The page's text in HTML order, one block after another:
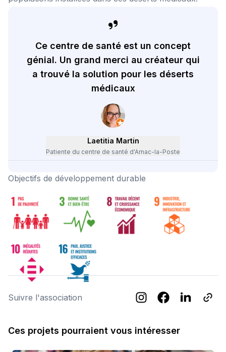
Ce centre de santé est un concept
génial. Un grand merci au créateur qui
a trouvé la solution pour les déserts
médicaux
Laetitia Martin
Patiente du centre de santé d'Arnac-la-Poste
Objectifs de développement durable
Suivre l'association
Ces projets pourraient vous intéresser